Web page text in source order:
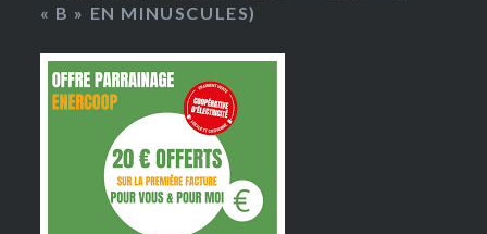
« B » EN MINUSCULES)